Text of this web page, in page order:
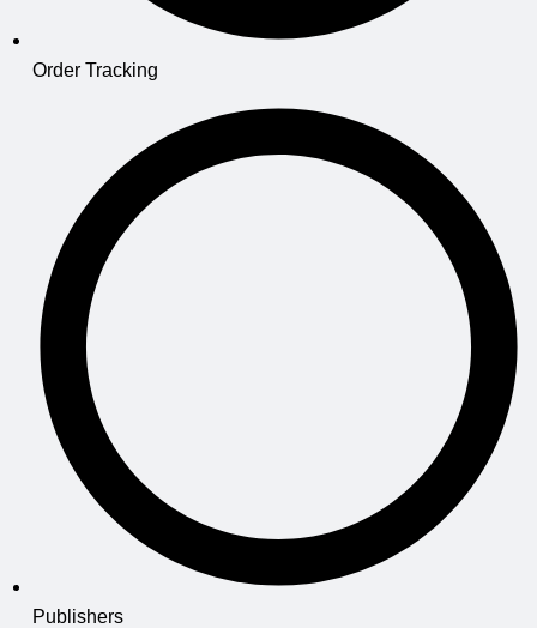
Order Tracking
Publishers